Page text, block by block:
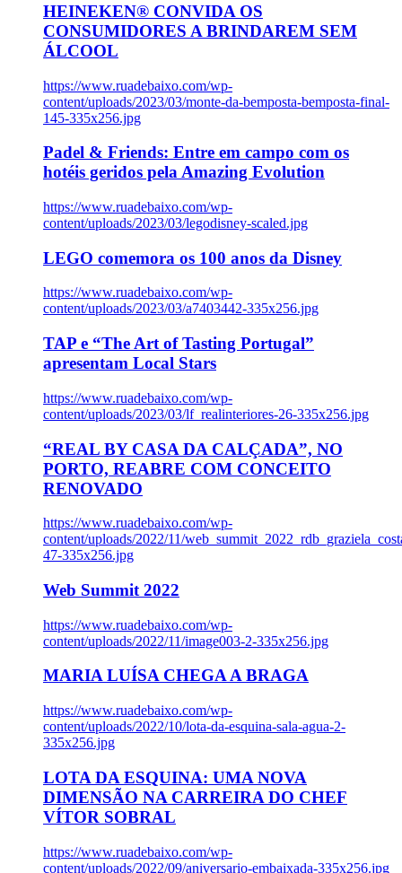
HEINEKEN® CONVIDA OS
CONSUMIDORES A BRINDAREM SEM
ÁLCOOL
https://www.ruadebaixo.com/wp-
content/uploads/2023/03/monte-da-bemposta-bemposta-final-
145-335x256.jpg
Padel & Friends: Entre em campo com os
hotéis geridos pela Amazing Evolution
https://www.ruadebaixo.com/wp-
content/uploads/2023/03/legodisney-scaled.jpg
LEGO comemora os 100 anos da Disney
https://www.ruadebaixo.com/wp-
content/uploads/2023/03/a7403442-335x256.jpg
TAP e “The Art of Tasting Portugal”
apresentam Local Stars
https://www.ruadebaixo.com/wp-
content/uploads/2023/03/lf_realinteriores-26-335x256.jpg
“REAL BY CASA DA CALÇADA”, NO
PORTO, REABRE COM CONCEITO
RENOVADO
https://www.ruadebaixo.com/wp-
content/uploads/2022/11/
47-335x256.jpg
Web Summit 2022
https://www.ruadebaixo.com/wp-
content/uploads/2022/11/image003-2-335x256.jpg
MARIA LUÍSA CHEGA A BRAGA
https://www.ruadebaixo.com/wp-
content/uploads/2022/10/lota-da-esquina-sala-agua-2-
335x256.jpg
LOTA DA ESQUINA: UMA NOVA
DIMENSÃO NA CARREIRA DO CHEF
VÍTOR SOBRAL
https://www.ruadebaixo.com/wp-
content/uploads/2022/09/aniversario-embaixada-335x256.jpg